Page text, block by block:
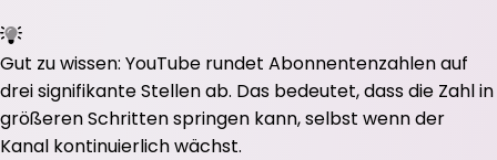
Gut zu wissen: YouTube rundet Abonnentenzahlen auf
drei signifikante Stellen ab. Das bedeutet, dass die Zahl in
größeren Schritten springen kann, selbst wenn der
Kanal kontinuierlich wächst.